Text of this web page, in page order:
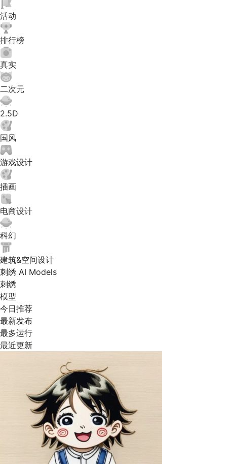
活动
排行榜
真实
二次元
2.5D
国风
游戏设计
插画
电商设计
科幻
建筑&空间设计
刺绣 AI Models
刺绣
模型
今日推荐
最新发布
最多运行
最近更新